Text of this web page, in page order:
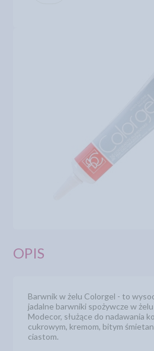
OPIS
Barwnik w żelu Colorgel - to
jadalne barwniki spożywcze w
Modecor, służące do nadawania
cukrowym, kremom, bitym
ciastom.